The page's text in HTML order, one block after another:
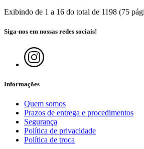
Exibindo de 1 a 16 do total de 1198 (75
Siga-nos em nossas redes sociais!
Informações
Quem somos
Prazos de entrega e procedimentos
Segurança
Política de privacidade
Política de troca